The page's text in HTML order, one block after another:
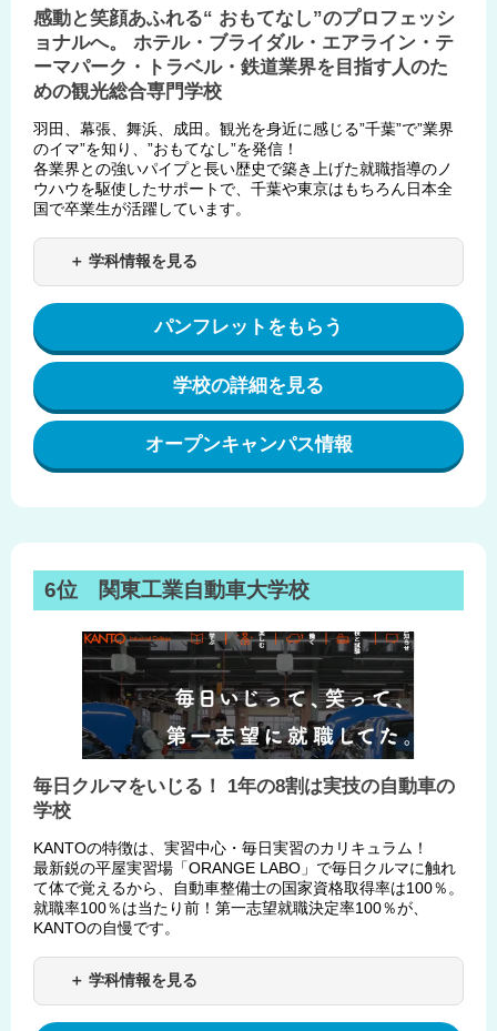
感動と笑顔あふれる“ おもてなし”のプロフェッシ
ョナルへ。 ホテル・ブライダル・エアライン・テ
ーマパーク・トラベル・鉄道業界を目指す人のた
めの観光総合専門学校
羽田、幕張、舞浜、成田。観光を身近に感じる”千葉”で”業界
のイマ”を知り、”おもてなし”を発信！
各業界との強いパイプと長い歴史で築き上げた就職指導のノ
ウハウを駆使したサポートで、千葉や東京はもちろん日本全
国で卒業生が活躍しています。
＋ 学科情報を見る
パンフレットをもらう
学校の詳細を見る
オープンキャンパス情報
6位 関東工業自動車大学校
毎日クルマをいじる！ 1年の8割は実技の自動車の
学校
KANTOの特徴は、実習中心・毎日実習のカリキュラム！
最新鋭の平屋実習場「ORANGE LABO」で毎日クルマに触れ
て体で覚えるから、自動車整備士の国家資格取得率は100％。
就職率100％は当たり前！第一志望就職決定率100％が、
KANTOの自慢です。
＋ 学科情報を見る